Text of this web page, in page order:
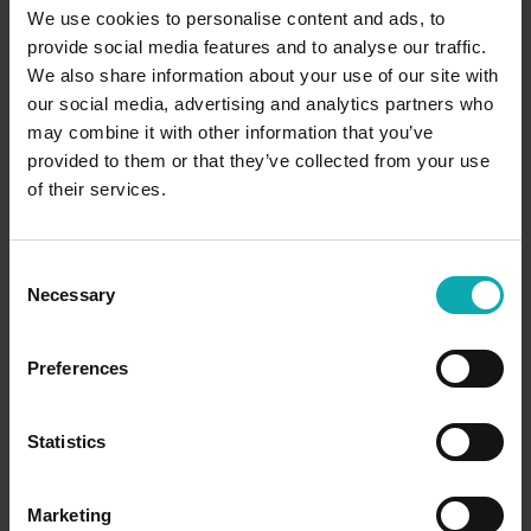
We use cookies to personalise content and ads, to
provide social media features and to analyse our traffic.
We also share information about your use of our site with
our social media, advertising and analytics partners who
may combine it with other information that you’ve
provided to them or that they’ve collected from your use
of their services.
Necessary
Preferences
Statistics
Marketing
Details und Varianten